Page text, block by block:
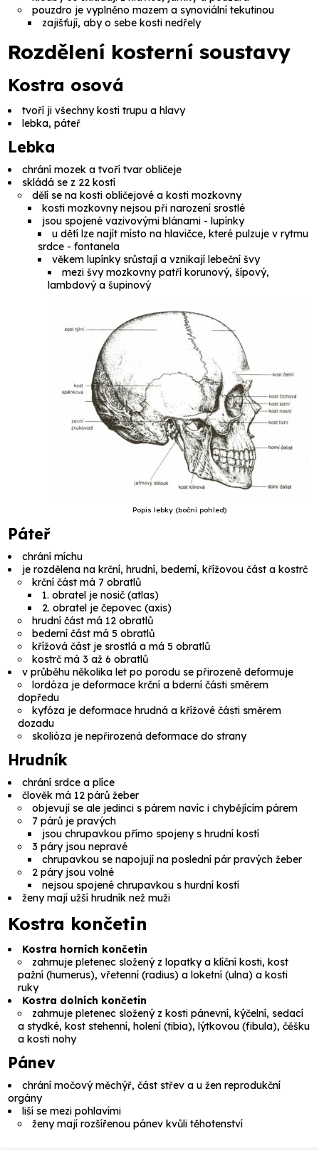
pouzdro je vyplněno mazem a synoviální tekutinou
zajišťují, aby o sebe kosti nedřely
Rozdělení kosterní soustavy
Kostra osová
tvoří ji všechny kosti trupu a hlavy
lebka, páteř
Lebka
chrání mozek a tvoří tvar obličeje
skládá se z 22 kostí
dělí se na kosti obličejové a kosti mozkovny
kosti mozkovny nejsou při narození srostlé
jsou spojené vazivovými blánami - lupínky
u dětí lze najít místo na hlavičce, které pulzuje v rytmu
srdce -fontanela
věkem lupínky srůstají a vznikají lebeční švy
mezi švy mozkovny patří korunový, šípový,
lambdový a šupinový
Popis lebky (boční pohled)
Páteř
chrání míchu
je rozdělena na krční, hrudní, bederní, křížovou část a kostrč
krční část má 7 obratlů
1. obratel jenosič (atlas)
2. obratel ječepovec (axis)
hrudní část má 12 obratlů
bederní část má 5 obratlů
křížová část je srostlá a má 5 obratlů
kostrč má 3 až 6 obratlů
v průběhu několika let po porodu se přirozeně deformuje
lordóza je deformace krční a bderní části směrem
dopředu
kyfóza je deformace hrudná a křížové části směrem
dozadu
skolióza je nepřirozená deformace do strany
Hrudník
chrání srdce a plíce
člověk má 12 párů žeber
objevují se ale jedinci s párem navíc i chybějícím párem
7 párů je pravých
jsou chrupavkou přímo spojeny s hrudní kostí
3 páry jsou nepravé
chrupavkou se napojují na poslední pár pravých žeber
2 páry jsou volné
nejsou spojené chrupavkou s hurdní kostí
ženy mají užší hrudník než muži
Kostra končetin
Kostra horních končetin
zahrnuje pletenec složený z lopatky a klíční kosti, kost
pažní (humerus), vřetenní (radius) a loketní (ulna) a kosti
ruky
Kostra dolních končetin
zahrnuje pletenec složený z kosti pánevní, kýčelní, sedací
a stydké, kost stehenní, holení (tibia), lýtkovou (fibula), čěšku
a kosti nohy
Pánev
chrání močový měchýř, část střev a u žen reprodukční
orgány
liší se mezi pohlavími
ženy mají rozšířenou pánev kvůli těhotenství